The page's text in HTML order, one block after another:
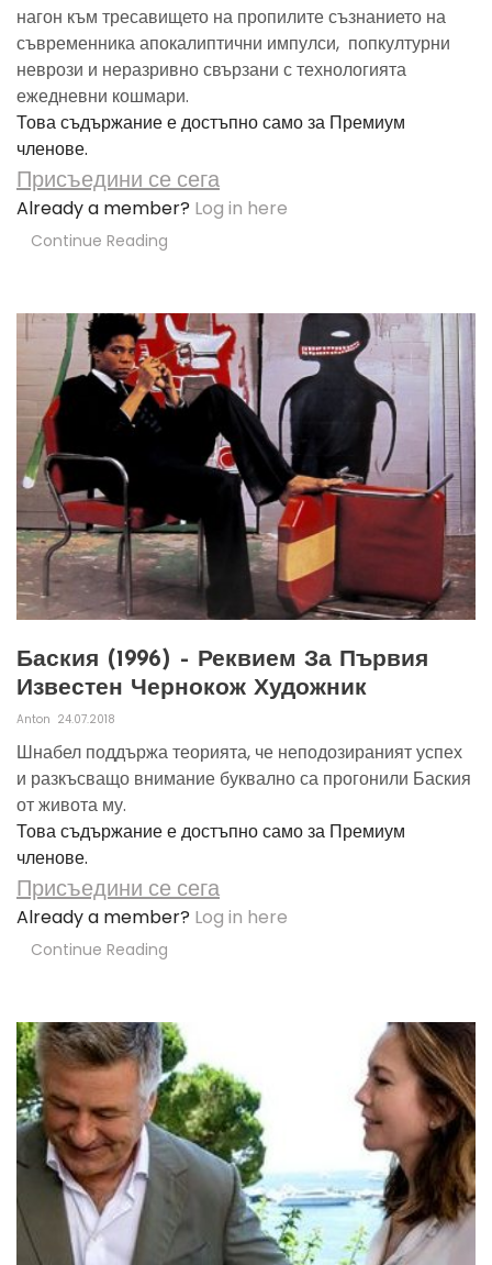
нагон към тресавището на пропилите съзнанието на
съвременника апокалиптични импулси, попкултурни
неврози и неразривно свързани с технологията
ежедневни кошмари.
Това съдържание е достъпно само за Премиум
членове.
Присъедини се сега
Already a member? Log in here
Continue Reading
Баския (1996) – Реквием За Първия
Известен Чернокож Художник
Anton 24.07.2018
Шнабел поддържа теорията, че неподозираният успех
и разкъсващо внимание буквално са прогонили Баския
от живота му.
Това съдържание е достъпно само за Премиум
членове.
Присъедини се сега
Already a member? Log in here
Continue Reading